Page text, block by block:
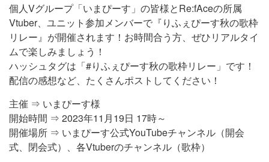
個人Vグループ「いまぴーす」の皆様とRe:fAceの所属
Vtuber、ユニット参加メンバーで『りふぇぴーす秋の歌枠
リレー』が開催されます！お時間合う方、ぜひリアルタイ
ムで楽しみましょう！
ハッシュタグは「#りふぇぴーす秋の歌枠リレー」です！
配信の感想など、たくさんポストしてください！
主催 ⇒ いまぴーす様
開始時間 ⇒ 2023年11月19日 17時～
開催場所 ⇒ いまぴーす公式YouTubeチャンネル（開会
式、閉会式）、各Vtuberのチャンネル（歌枠）